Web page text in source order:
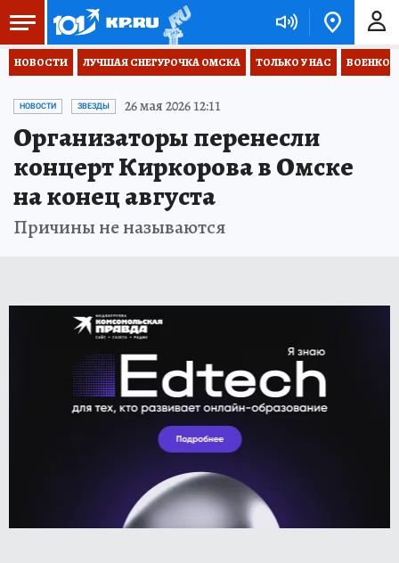
НОВОСТИ ЛУЧШАЯ СНЕГУРОЧКА ОМСКА ТОЛЬКО У НАС
НОВОСТИ ЗВЕЗДЫ 26 мая 2026 12:11
Организаторы перенесли
концерт Киркорова в Омске
на конец августа
Причины не называются